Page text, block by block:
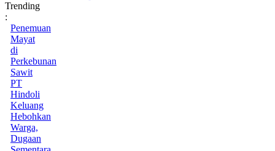
Trending
:
Penemuan
Mayat
di
Perkebunan
Sawit
PT
Hindoli
Keluang
Hebohkan
Warga,
Dugaan